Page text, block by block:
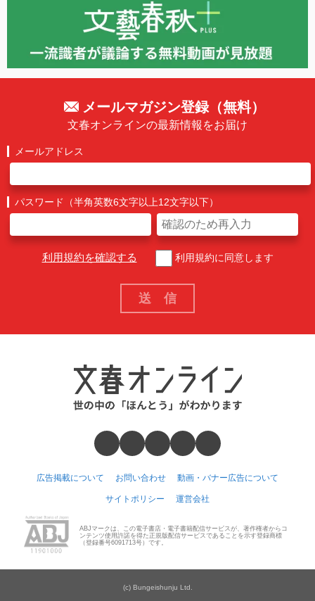
メールマガジン登録（無料）
文春オンラインの最新情報をお届け
メールアドレス
パスワード（半角英数6文字以上12文字以下）
利用規約を確認する 利用規約に同意します
広告掲載について お問い合わせ 動画・バナー広告について
サイトポリシー 運営会社
ABJマークは、この電子書店・電子書籍配信サービスが、著作権者からコ
ンテンツ使用許諾を得た正規版配信サービスであることを示す登録商標
（登録番号6091713号）です。
(c) Bungeishunju Ltd.